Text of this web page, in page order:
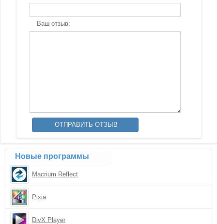
Ваш отзыв:
Новые программы
Macrium Reflect
Pixia
DivX Player